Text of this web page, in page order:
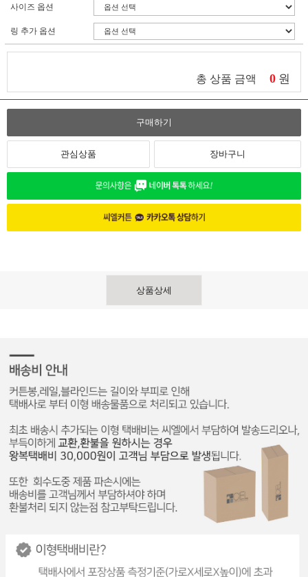
사이즈 옵션
링 추가 옵션
총 상품 금액 0 원
구매하기
관심상품 장바구니
상품상세